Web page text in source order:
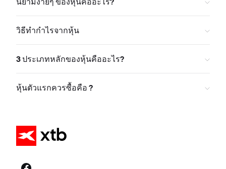
วิธีทำกำไรจากหุ้น
3 ประเภทหลักของหุ้นคืออะไร?
หุ้นตัวแรกควรซื้อคือ ?